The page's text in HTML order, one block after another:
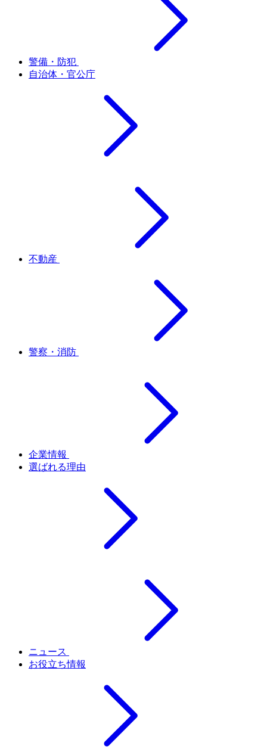
警備・防犯
自治体・官公庁
不動産
警察・消防
企業情報
選ばれる理由
ニュース
お役立ち情報